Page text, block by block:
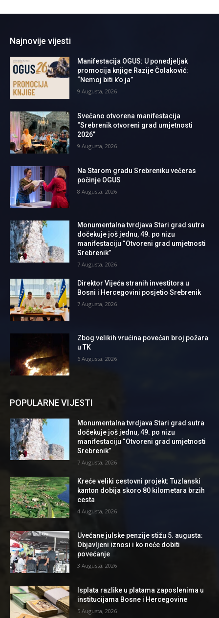
Najnovije vijesti
Manifestacija OGUS: U ponedjeljak
promocija knjige Razije Čolaković:
“Nemoj biti k’o ja”
9 Augusta, 2026
Svečano otvorena manifestacija
“Srebrenik otvoreni grad umjetnosti
2026”
9 Augusta, 2026
Na Starom gradu Srebreniku večeras
počinje OGUS
8 Augusta, 2026
Monumentalna tvrdjava Stari grad sutra
dočekuje još jednu, 49. po nizu
manifestaciju “Otvoreni grad umjetnosti
Srebrenik”
7 Augusta, 2026
Direktor Vijeća stranih investitora u
Bosni i Hercegovini posjetio Srebrenik
7 Augusta, 2026
Zbog velikih vrućina povećan broj požara
u TK
6 Augusta, 2026
POPULARNE VIJESTI
Monumentalna tvrdjava Stari grad sutra
dočekuje još jednu, 49. po nizu
manifestaciju “Otvoreni grad umjetnosti
Srebrenik”
7 Augusta, 2026
Kreće veliki cestovni projekt: Tuzlanski
kanton dobija skoro 80 kilometara brzih
cesta
4 Augusta, 2026
Uvećane julske penzije stižu 5. augusta:
Objavljeni iznosi i ko neće dobiti
povećanje
3 Augusta, 2026
Isplata razlike u platama zaposlenima u
institucijama Bosne i Hercegovine
5 Augusta, 2026